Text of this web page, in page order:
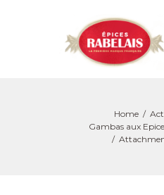
Home
Gambas aux